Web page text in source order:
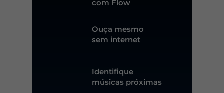
com Flow
Ouça mesmo
sem internet
Identifique
músicas próximas